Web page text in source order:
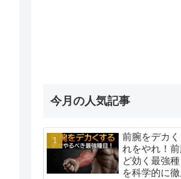
今月の人気記事
前腕をデカ
れをやれ！
ど効く最強
を科学的に徹